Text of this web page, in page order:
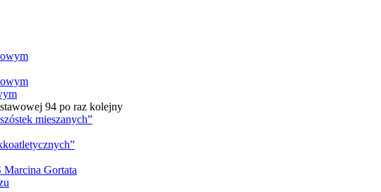
94 po raz kolejny
mieszanych”
Marcina Gortata